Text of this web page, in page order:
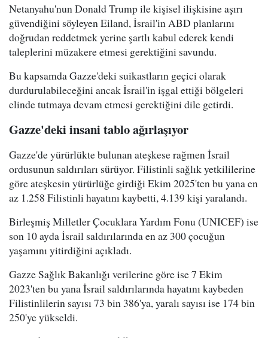
Netanyahu'nun Donald Trump ile kişisel ilişkisine aşırı
güvendiğini söyleyen Eiland, İsrail'in ABD planlarını
doğrudan reddetmek yerine şartlı kabul ederek kendi
taleplerini müzakere etmesi gerektiğini savundu.
Bu kapsamda Gazze'deki suikastların geçici olarak
durdurulabileceğini ancak İsrail'in işgal ettiği bölgeleri
elinde tutmaya devam etmesi gerektiğini dile getirdi.
Gazze'deki insani tablo ağırlaşıyor
Gazze'de yürürlükte bulunan ateşkese rağmen İsrail
ordusunun saldırıları sürüyor. Filistinli sağlık yetkililerine
göre ateşkesin yürürlüğe girdiği Ekim 2025'ten bu yana en
az 1.258 Filistinli hayatını kaybetti, 4.139 kişi yaralandı.
Birleşmiş Milletler Çocuklara Yardım Fonu (UNICEF) ise
son 10 ayda İsrail saldırılarında en az 300 çocuğun
yaşamını yitirdiğini açıkladı.
Gazze Sağlık Bakanlığı verilerine göre ise 7 Ekim
2023'ten bu yana İsrail saldırılarında hayatını kaybeden
Filistinlilerin sayısı 73 bin 386'ya, yaralı sayısı ise 174 bin
250'ye yükseldi.